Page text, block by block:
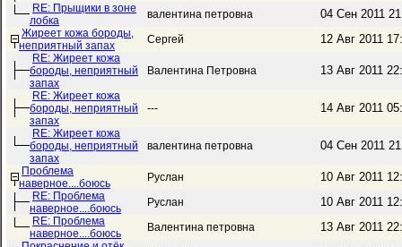
RE: Прыщики в зоне
лобка
валентина петровна 04 Сен 2011
Жиреет кожа бороды,
неприятный запах
Сергей 12 Авг 2011
RE: Жиреет кожа
бороды, неприятный
запах
Валентина Петровна 13 Авг 2011
RE: Жиреет кожа
бороды, неприятный
запах
--- 14 Авг 2011
RE: Жиреет кожа
бороды, неприятный
запах
валентина петровна 04 Сен 2011
Проблема
наверное....боюсь
Руслан 10 Авг 2011
RE: Проблема
наверное....боюсь
Руслан 10 Авг 2011
RE: Проблема
наверное....боюсь
Валентина петровна 13 Авг 2011